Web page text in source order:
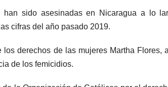
han sido asesinadas en Nicaragua a lo
cifras del año pasado 2019.
los derechos de las mujeres Martha Flores,
de los femicidios.